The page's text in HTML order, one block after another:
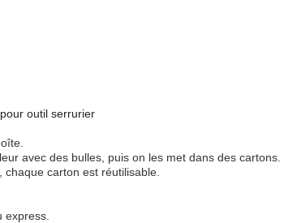
outil serrurier
avec des bulles, puis on les met dans des cartons.
carton est réutilisable.
express.